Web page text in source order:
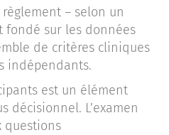
– selon un
fondé sur les données
de critères cliniques
indépendants.
est un élément
décisionnel. L’examen
questions